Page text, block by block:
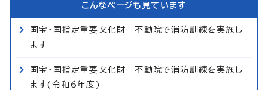
こんなページも見ています
国宝・国指定重要文化財 不動院で消防訓練を実施し
ます
国宝・国指定重要文化財 不動院で消防訓練を実施し
ます(令和6年度)